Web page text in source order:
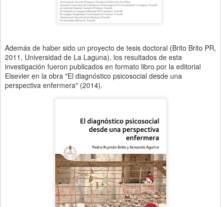
Además de haber sido un proyecto de tesis doctoral (Brito Brito PR,
2011, Universidad de La Laguna), los resultados de esta
investigación fueron publicados en formato libro por la editorial
Elsevier en la obra "El diagnóstico psicosocial desde una
perspectiva enfermera" (2014).